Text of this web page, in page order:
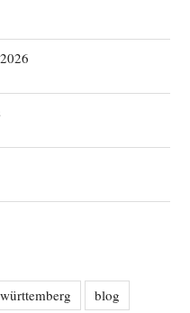
blog